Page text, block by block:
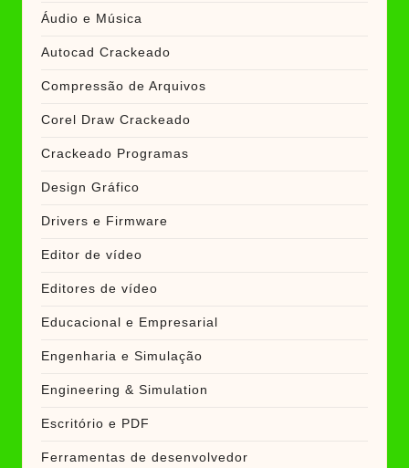
Áudio e Música
Autocad Crackeado
Compressão de Arquivos
Corel Draw Crackeado
Crackeado Programas
Design Gráfico
Drivers e Firmware
Editor de vídeo
Editores de vídeo
Educacional e Empresarial
Engenharia e Simulação
Engineering & Simulation
Escritório e PDF
Ferramentas de desenvolvedor